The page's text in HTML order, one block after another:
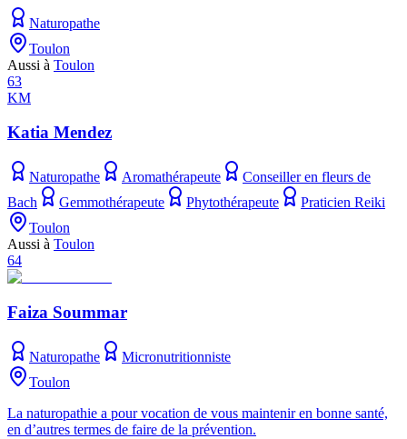
Naturopathe
Toulon
Aussi à Toulon
63
KM
Katia Mendez
Naturopathe Aromathérapeute
Conseiller en fleurs de
Bach
Gemmothérapeute Phytothérapeute
Praticien Reiki
Toulon
Aussi à Toulon
64
Faiza Soummar
Naturopathe
Micronutritionniste
Toulon
La naturopathie a pour vocation de vous maintenir en bonne santé,
en d’autres termes de faire de la prévention.